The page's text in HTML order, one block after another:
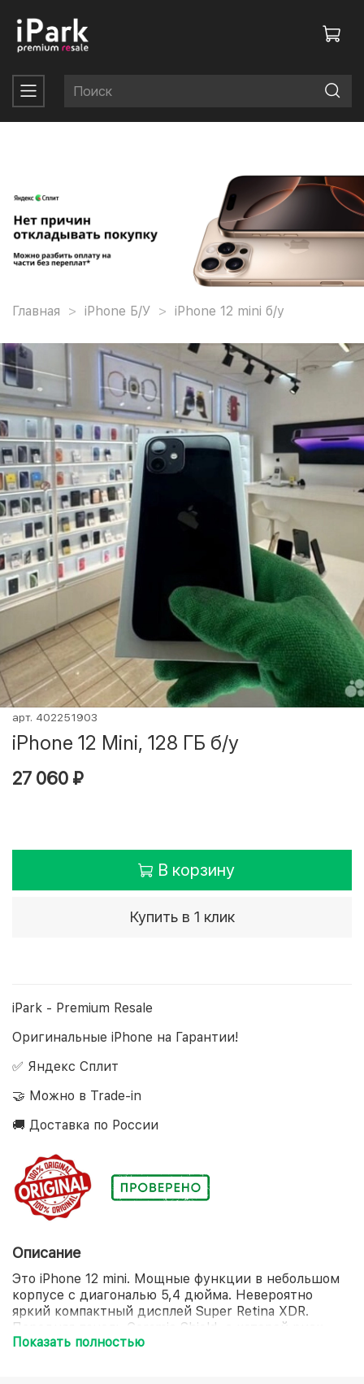
Главная iPhone Б/У iPhone 12 mini б/у
арт. 402251903
iPhone 12 Mini, 128 ГБ б/у
27 060 ₽
В корзину
Купить в 1 клик
iPark - Premium Resale
Оригинальные iPhone на Гарантии!
✅ Яндекс Сплит
🤝 Можно в Trade-in
🚚 Доставка по России
Описание
Это iPhone 12 mini. Мощные функции в небольшом
корпусе с диагональю 5,4 дюйма. Невероятно
яркий компактный дисплей Super Retina XDR.
Передняя панель Ceramic Shield, с которой риск
повреждений дисплея при падении в 4 раза ниже.
Показать полностью